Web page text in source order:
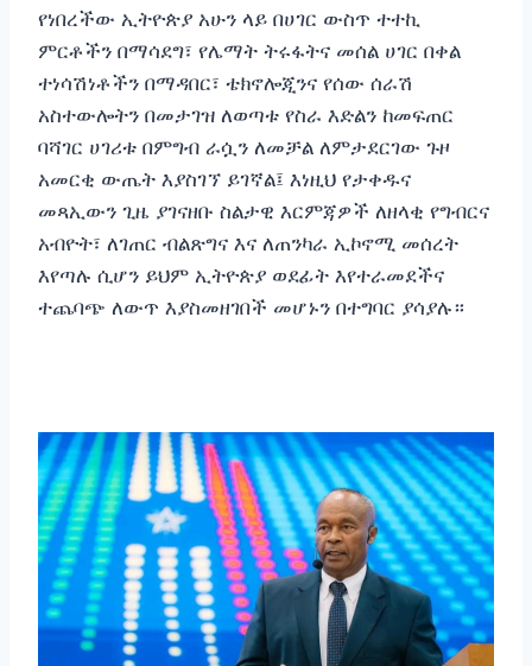
የነበረችው ኢትዮጵያ አሁን ላይ በሀገር ውስጥ ተተኪ
ምርቶችን በማሳደግ፣ የሌማት ትሩፋትና መሰል ሀገር በቀል
ተነሳሽነቶችን በማዳበር፣ ቴክኖሎጂንና የሰው ሰራሽ
አስተውሎትን በመታገዝ ለወጣቱ የስራ እድልን ከመፍጠር
ባሻገር ሀገሪቱ በምግብ ራሷን ለመቻል ለምታደርገው ጉዞ
አመርቂ ውጤት እያስገኘ ይገኛል፤ እነዚህ የታቀዱና
መጻኢውን ጊዜ ያገናዘቡ ስልታዊ እርምጃዎች ለዘላቂ የግብርና
አብዮት፣ ለገጠር ብልጽግና እና ለጠንካራ ኢኮኖሚ መሰረት
እየጣሉ ሲሆን ይህም ኢትዮጵያ ወደፊት እየተራመደችና
ተጨባጭ ለውጥ እያስመዘገበች መሆኑን በተግባር ያሳያሉ።